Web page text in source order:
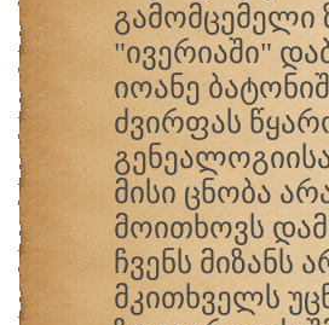
გამომცემელი
"ივერიაში"
იოანე
ძვირფას
მისი ცნობა
მოითხოვს
ჩვენს მიზანს
მკითხველს